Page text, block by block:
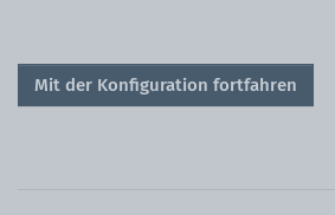
Mit der Konfiguration fortfahren